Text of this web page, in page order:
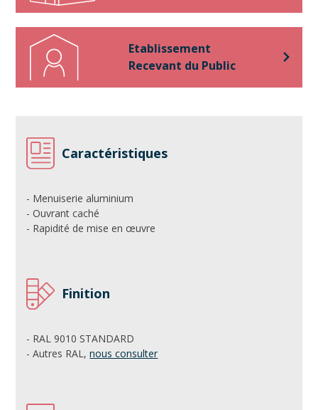
Etablissement
Recevant du Public
Caractéristiques
- Menuiserie aluminium
- Ouvrant caché
- Rapidité de mise en œuvre
Finition
- RAL 9010 STANDARD
- Autres RAL,nous consulter